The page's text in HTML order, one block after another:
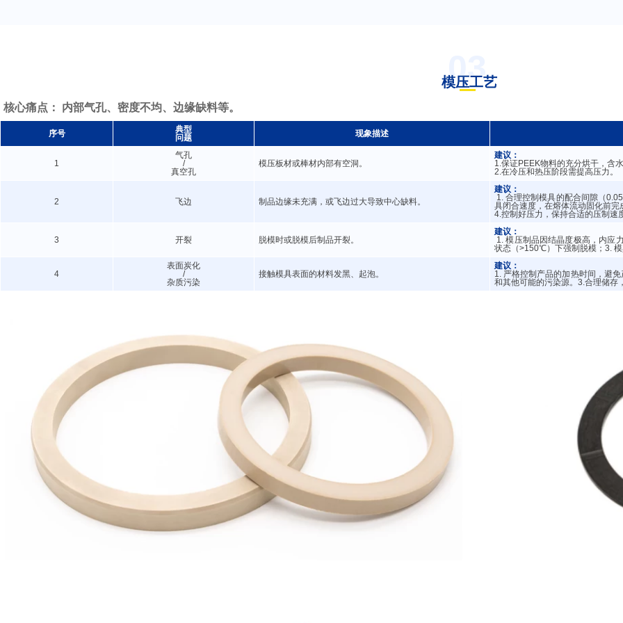
03
模压工艺
核心痛点： 内部气孔、密度不均、边缘缺料等。
序号
典型
问题
现象描述
1
气孔
/
真空孔
模压板材或棒材内部有空洞。
建议：
1.保证PEEK物料的充分烘干，含
2.在冷压和热压阶段需提高压力。
2 飞边 制品边缘未充满，或飞边过大导致中心缺料。
建议：
1. 合理控制模具的配合间隙（
具闭合速度，在熔体流动固化前完
4.控制好压力，保持合适的压制速
3 开裂 脱模时或脱模后制品开裂。
建议：
1. 模压制品因结晶度极高，内应
状态（>150℃）下强制脱模；3.
4
表面炭化
/
杂质污染
接触模具表面的材料发黑、起泡。
建议：
1. 严格控制产品的加热时间，避
和其他可能的污染源。3.合理储存